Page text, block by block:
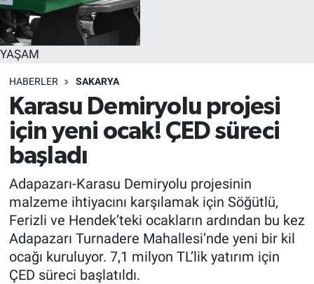
YAŞAM
HABERLER SAKARYA
Karasu Demiryolu projesi
için yeni ocak! ÇED süreci
başladı
Adapazarı-Karasu Demiryolu projesinin
malzeme ihtiyacını karşılamak için Söğütlü,
Ferizli ve Hendek’teki ocakların ardından bu kez
Adapazarı Turnadere Mahallesi’nde yeni bir kil
ocağı kuruluyor. 7,1 milyon TL’lik yatırım için
ÇED süreci başlatıldı.